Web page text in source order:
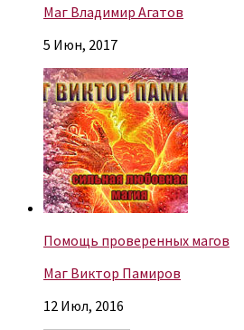
Маг Владимир Агатов
5 Июн, 2017
Помощь проверенных магов
Маг Виктор Памиров
12 Июл, 2016